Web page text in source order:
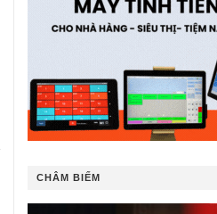
CHÂM BIẾM